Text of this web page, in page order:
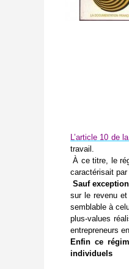
L’article 10 de la
travail.
À ce titre, le
caractérisait
Sauf
sur le revenu et
semblable à
plus-values
entrepreneurs
Enfin ce
individuels